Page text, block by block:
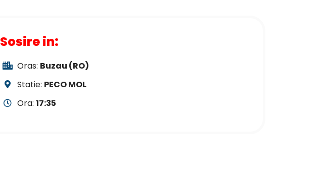
Sosire in:
Oras: Buzau (RO)
Statie: PECO MOL
Ora:17:35